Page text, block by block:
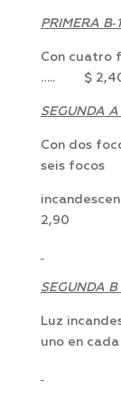
PRIMERA
Con cuatro
….. $
SEGUNDA
Con dos
seis focos
2,90
SEGUNDA B
Luz
uno en